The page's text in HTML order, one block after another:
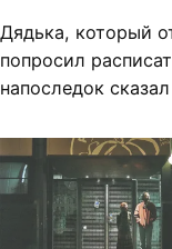
Дядька, который
попросил
напоследок